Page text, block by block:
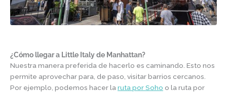
¿Cómo llegar a Little Italy de Manhattan?
Nuestra manera preferida de hacerlo es caminando. Esto nos
permite aprovechar para, de paso, visitar barrios cercanos.
Por ejemplo, podemos hacer la ruta por Soho o la ruta por